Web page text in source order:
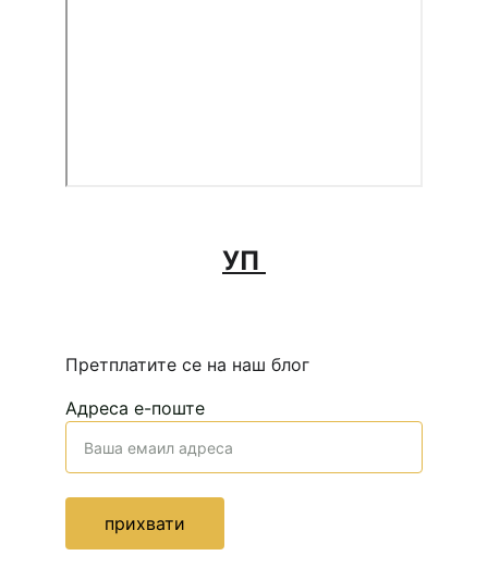
УП
Адреса е-поште
прихвати
Претплатите се на наш блог